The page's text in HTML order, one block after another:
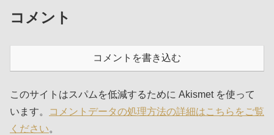
コメント
コメントを書き込む
このサイトはスパムを低減するために Akismet を使って
います。
コメントデータの処理方法の詳細はこちらをご覧
ください。